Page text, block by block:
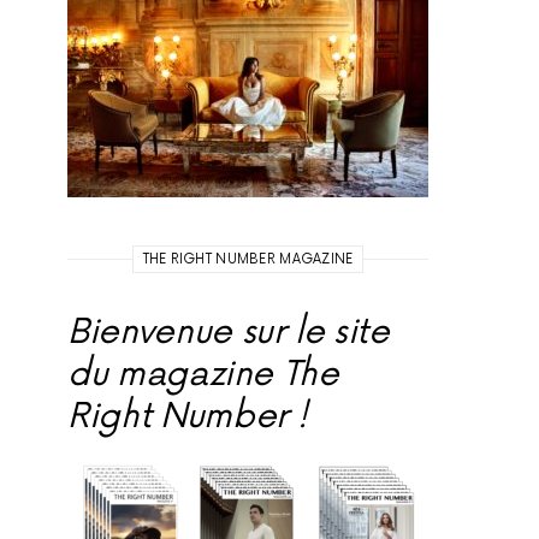
THE RIGHT NUMBER MAGAZINE
Bienvenue sur le site
du magazine The
Right Number !